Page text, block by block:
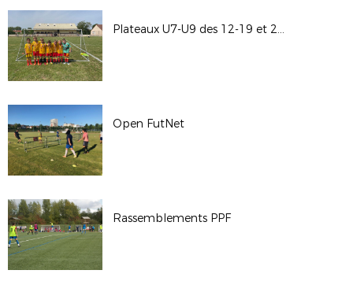
Plateaux U7-U9 des 12-19 et 26 juin
Open FutNet
Rassemblements PPF